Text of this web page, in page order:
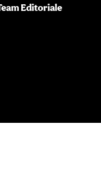
Editoriale